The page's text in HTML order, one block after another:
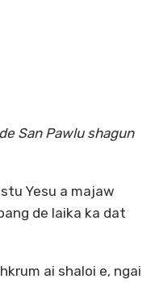
San Pawlu shagun
Yesu a majaw
de laika ka dat
ai shaloi e, ngai